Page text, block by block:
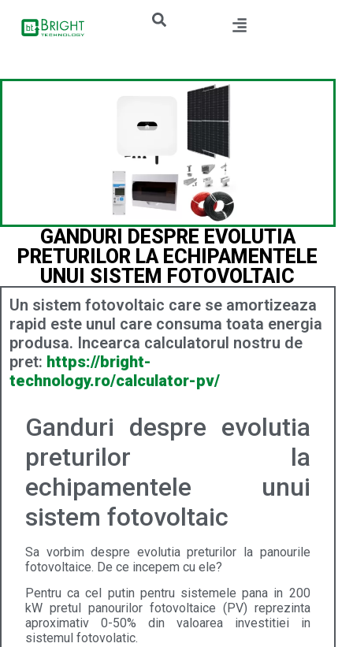
GANDURI DESPRE EVOLUTIA
PRETURILOR LA ECHIPAMENTELE
UNUI SISTEM FOTOVOLTAIC
Un sistem fotovoltaic care se amortizeaza
rapid este unul care consuma toata energia
produsa. Incearca calculatorul nostru de
pret: https://bright-
technology.ro/calculator-pv/
Ganduri despre evolutia
preturilor la
echipamentele unui
sistem fotovoltaic
Sa vorbim despre evolutia preturilor la panourile
fotovoltaice. De ce incepem cu ele?
Pentru ca cel putin pentru sistemele pana in 200
kW pretul panourilor fotovoltaice (PV) reprezinta
aproximativ 0-50% din valoarea investitiei in
sistemul fotovolatic.